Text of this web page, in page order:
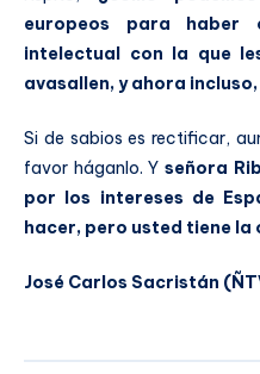
europeos para haber
intelectual con la que
avasallen, y ahora
Si de sabios es rectificar,
favor háganlo. Y señora
por los intereses de
hacer, pero usted tiene la
José Carlos Sacristán